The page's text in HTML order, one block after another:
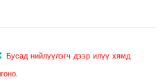
Бусад нийлүүлэгч дээр илүү хямд